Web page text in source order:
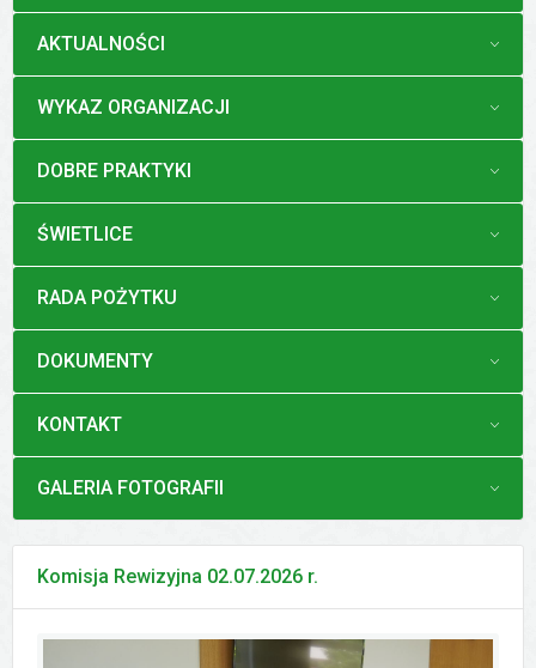
MENU
AKTUALNOŚCI
MENU
WYKAZ ORGANIZACJI
MENU
DOBRE PRAKTYKI
MENU
ŚWIETLICE
MENU
RADA POŻYTKU
MENU
DOKUMENTY
MENU
KONTAKT
MENU
GALERIA FOTOGRAFII
Komisja Rewizyjna 02.07.2026 r.